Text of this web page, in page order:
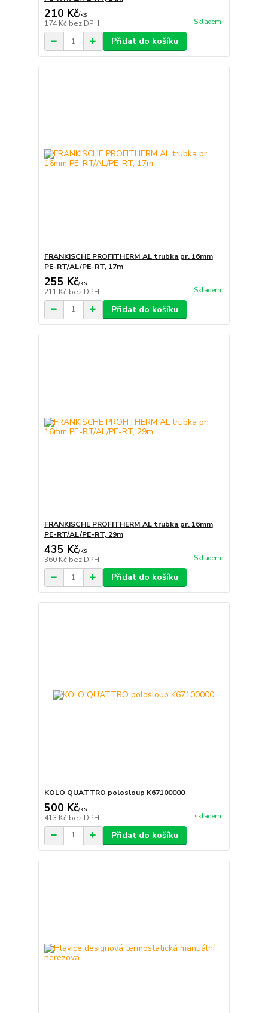
210 Kč/ks
174 Kč bez DPH Skladem
Přidat do košíku
FRANKISCHE PROFITHERM AL trubka pr. 16mm
PE-RT/AL/PE-RT, 17m
255 Kč/ks
211 Kč bez DPH Skladem
Přidat do košíku
FRANKISCHE PROFITHERM AL trubka pr. 16mm
PE-RT/AL/PE-RT, 29m
435 Kč/ks
360 Kč bez DPH Skladem
Přidat do košíku
KOLO QUATTRO polosloup K67100000
500 Kč/ks
413 Kč bez DPH skladem
Přidat do košíku